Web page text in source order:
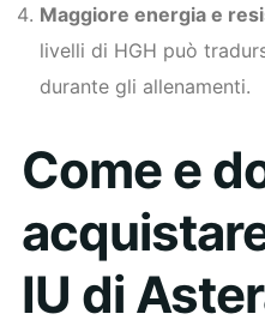
Maggiore energia e
livelli di HGH può
durante gli allenamenti.
Come e
IU di